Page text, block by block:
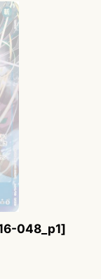
048_p1]